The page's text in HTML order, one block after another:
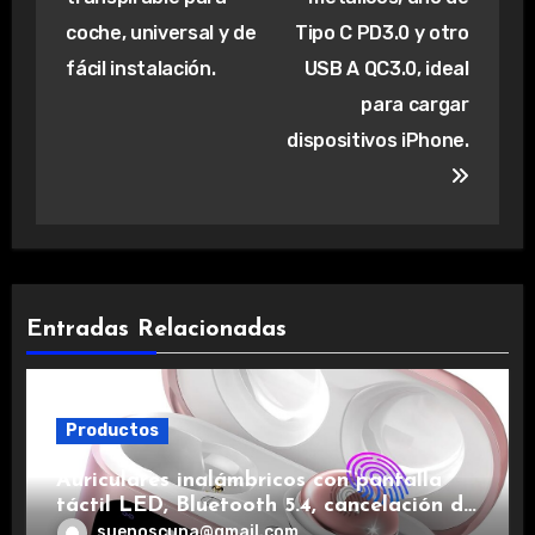
coche, universal y de
fácil instalación.
Tipo C PD3.0 y otro
USB A QC3.0, ideal
para cargar
dispositivos iPhone.
Entradas Relacionadas
Productos
Auriculares inalámbricos con pantalla
táctil LED, Bluetooth 5.4, cancelación de